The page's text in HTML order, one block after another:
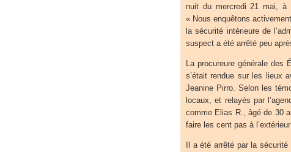
nuit du mercredi 21 mai, à
« Nous enquêtons
la sécurité intérieure de
suspect a été arrêté peu
La procureure générale des
s’était rendue sur les lieux
Jeanine Pirro. Selon les
locaux, et relayés par
comme Elias R., âgé de 30
faire les cent pas à
Il a été arrêté par la